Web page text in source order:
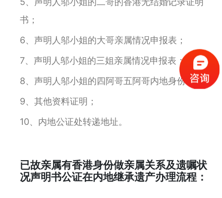
书；
6、声明人邬小姐的大哥亲属情况申报表；
7、声明人邬小姐的三姐亲属情况申报表；
8、声明人邬小姐的四阿哥五阿哥内地身份证；
9、其他资料证明；
10、内地公证处转递地址。
已故亲属有香港身份做亲属关系及遗嘱状
况声明书公证在内地继承遗产办理流程：